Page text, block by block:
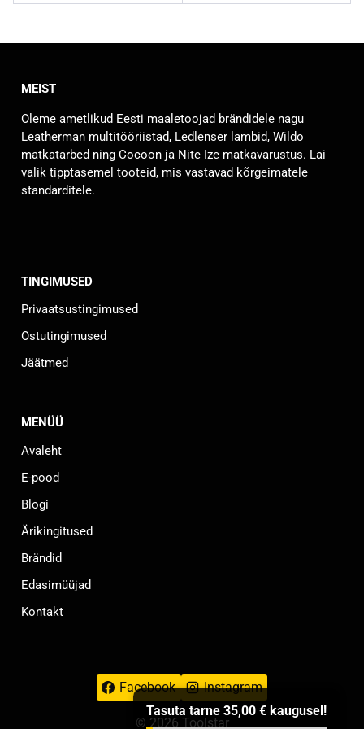
MEIST
Oleme ametlikud Eesti maaletoojad brändidele nagu
Leatherman multitööriistad, Ledlenser lambid, Wildo
matkatarbed ning Cocoon ja Nite Ize matkavarustus. Lai
valik tipptasemel tooteid, mis vastavad kõrgeimatele
standarditele.
TINGIMUSED
Privaatsustingimused
Ostutingimused
Jäätmed
MENÜÜ
Avaleht
E-pood
Blogi
Ärikingitused
Brändid
Edasimüüjad
Kontakt
Facebook Instagram
© 2026 Toolstar
Tasuta tarne 35,00 € kaugusel!